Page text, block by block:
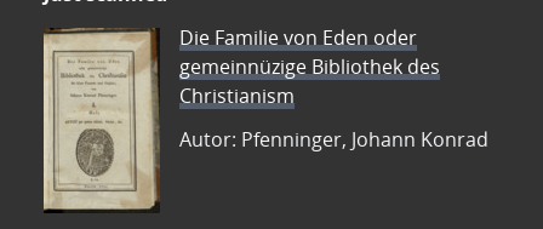
Die Familie von Eden oder
gemeinnüzige Bibliothek des
Christianism
Autor: Pfenninger, Johann Konrad